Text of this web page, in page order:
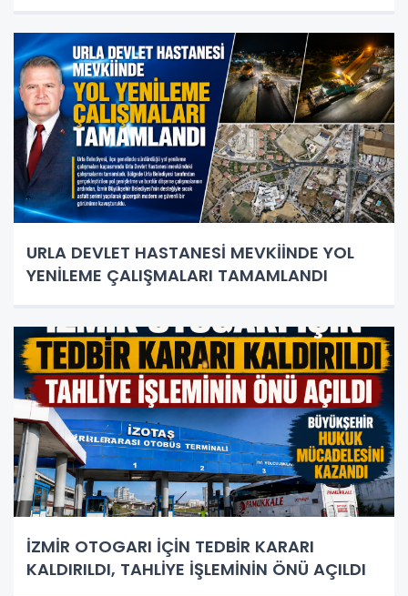
URLA DEVLET HASTANESİ MEVKİİNDE YOL
YENİLEME ÇALIŞMALARI TAMAMLANDI
İZMİR OTOGARI İÇİN TEDBİR KARARI
KALDIRILDI, TAHLİYE İŞLEMİNİN ÖNÜ AÇILDI